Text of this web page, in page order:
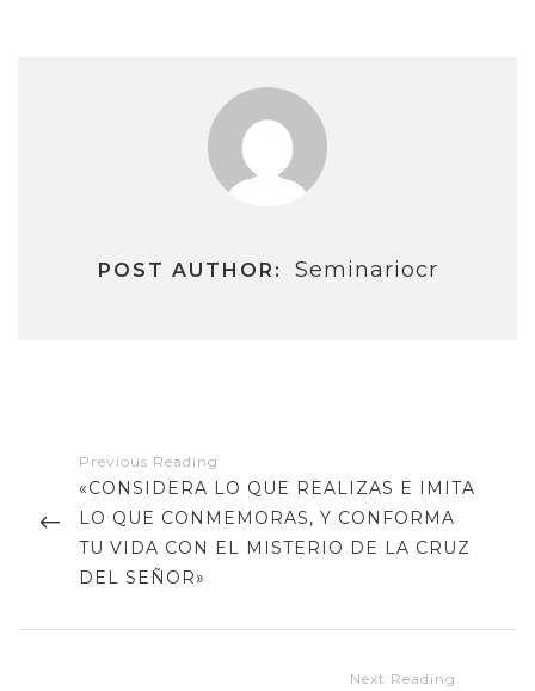
POST AUTHOR: Seminariocr
entradas
PREVIOUS
POST
«CON­SI­DE­RA LO QUE REA­LI­ZAS E IMI­TA
LO QUE CON­ME­MO­RAS, Y CON­FOR­MA
TU VIDA CON EL MIS­TE­RIO DE LA CRUZ
DEL SE­ÑOR»